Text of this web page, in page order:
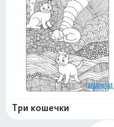
Три кошечки